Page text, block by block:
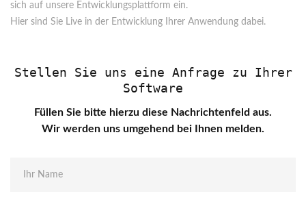
sich auf unsere Entwicklungsplattform ein.
Hier sind Sie Live in der Entwicklung Ihrer Anwendung dabei.
Stellen Sie uns eine Anfrage zu Ihrer
Software
Füllen Sie bitte hierzu diese Nachrichtenfeld aus.
Wir werden uns umgehend bei Ihnen melden.
Ihr Name